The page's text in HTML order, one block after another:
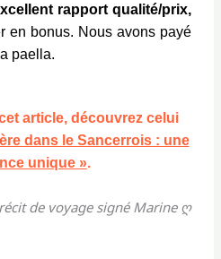
rapport qualité/prix,
en bonus. Nous avons payé
paella.
article, découvrez celui
dans le Sancerrois : une
unique ».
de voyage signé Marine ღ